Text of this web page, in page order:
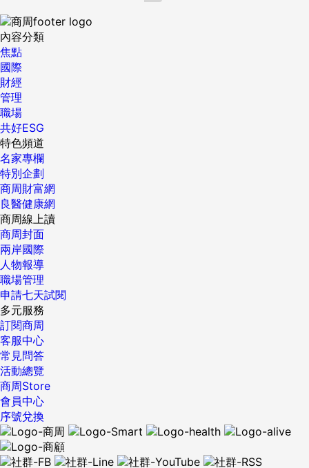
內容分類
焦點
國際
財經
管理
職場
共好ESG
特色頻道
名家專欄
特別企劃
商周財富網
良醫健康網
商周線上讀
商周封面
兩岸國際
人物報導
職場管理
申請七天試閱
多元服務
訂閱商周
客服中心
常見問答
活動總覽
商周Store
會員中心
序號兌換